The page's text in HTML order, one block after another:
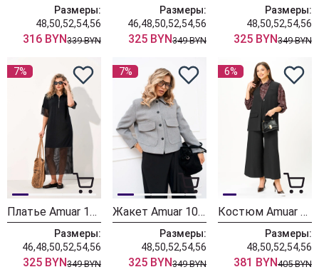
Размеры:
48,50,52,54,56
316 BYN339 BYN
Размеры:
46,48,50,52,54,56
325 BYN349 BYN
Размеры:
48,50,52,54,56
325 BYN349 BYN
7%
Платье Amuar 1113
Размеры:
46,48,50,52,54,56
325 BYN349 BYN
7%
Жакет Amuar 1075
Размеры:
48,50,52,54,56
325 BYN349 BYN
6%
Костюм Amuar 1096
Размеры:
48,50,52,54,56
381 BYN405 BYN